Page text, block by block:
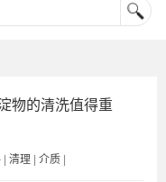
物的清洗值得重
| 清理 | 介质 |